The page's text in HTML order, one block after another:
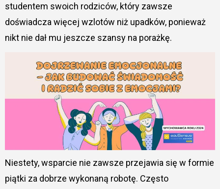
studentem swoich rodziców, który zawsze
doświadcza więcej wzlotów niż upadków, ponieważ
nikt nie dał mu jeszcze szansy na porażkę.
Niestety, wsparcie nie zawsze przejawia się w formie
piątki za dobrze wykonaną robotę. Często